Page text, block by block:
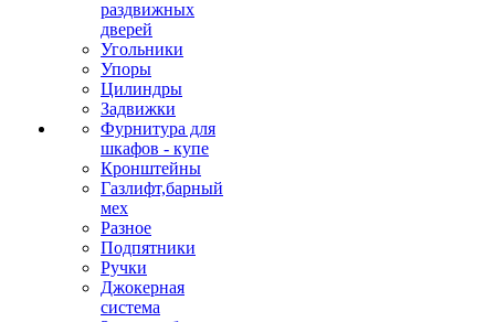
раздвижных
дверей
Угольники
Упоры
Цилиндры
Задвижки
Фурнитура для
шкафов - купе
Кронштейны
Газлифт,барный
мех
Разное
Подпятники
Ручки
Джокерная
система